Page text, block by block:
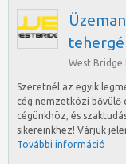
West Bridge
Szeretnél az egyik
cég nemzetközi bővülő
cégünkhöz, és
sikereinkhez! Várjuk
További információ